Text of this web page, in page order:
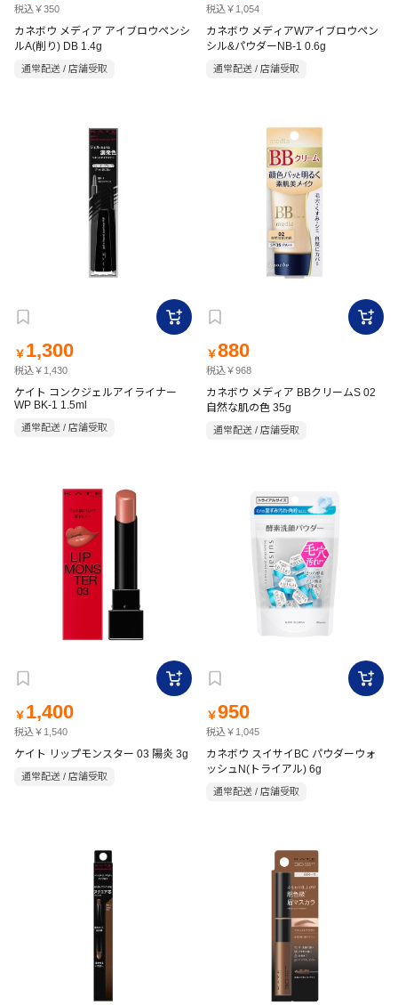
税込￥350
カネボウ メディア アイブロウペンシ
ルA(削り) DB 1.4g
通常配送 / 店舗受取
税込￥1,054
カネボウ メディアWアイブロウペン
シル&パウダーNB-1 0.6g
通常配送 / 店舗受取
￥ 1,300
税込￥1,430
ケイト コンクジェルアイライナー
WP BK-1 1.5ml
通常配送 / 店舗受取
￥880
税込￥968
カネボウ メディア BBクリームS 02
自然な肌の色 35g
通常配送 / 店舗受取
￥ 1,400
税込￥1,540
ケイト リップモンスター 03 陽炎 3g
通常配送 / 店舗受取
￥950
税込￥1,045
カネボウ スイサイBC パウダーウォ
ッシュN(トライアル) 6g
通常配送 / 店舗受取